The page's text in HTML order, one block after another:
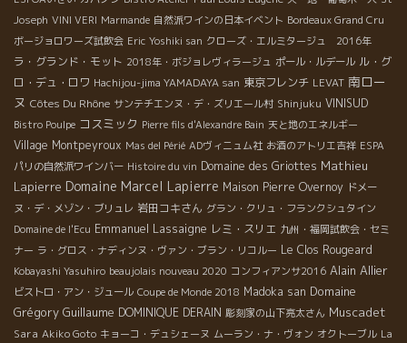
Joseph VINI VERI Marmande 自然派ワインの日本イベント Bordeaux Grand Cru
ボージョロワーズ試飲会 Eric Yoshiki san クローズ・エルミタージュ 2016年
ラ・グランド・モット 2018年・ボジョレヴィラージュ ポール・ルデール ル・グ
ロ・デュ・ロワ Hachijou-jima YAMADAYA san 東京フレンチ LEVAT 南ロー
ヌ Côtes Du Rhône サンテチエンヌ・デ・ズリエール村 Shinjuku VINISUD
Bistro Poulpe コスミック Pierre fils d'Alexandre Bain 天と地のエネルギー
Village Montpeyroux Mas del Périé ADヴィニュム社 お酒のアトリエ吉祥 ESPA
パリの自然派ワインバー Histoire du vin Domaine des Griottes Mathieu
Lapierre Domaine Marcel Lapierre Maison Pierre Overnoy ドメー
ヌ・デ・メゾン・ブリュレ 岩田コキさん グラン・クリュ・フランクシュタイン
Domaine de l'Ecu Emmanuel Lassaigne レミ・スリエ 九州・福岡試飲会・セミ
ナー ラ・グロス・ナディンヌ・ヴァン・ブラン・リコルー Le Clos Rougeard
Kobayashi Yasuhiro beaujolais nouveau 2020 コンフィアンサ2016 Alain Allier
ビストロ・アン・ジュール Coupe de Monde 2018 Madoka san Domaine
Grégory Guillaume DOMINIQUE DERAIN 彫刻家の山下亮太さん Muscadet
Sara Akiko Goto キョーコ・デュシェーヌ ムーラン・ナ・ヴォン オクトーブル La